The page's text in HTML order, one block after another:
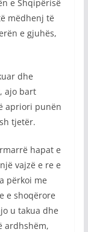
e Shqipërisë
mëdhenj të
e gjuhës,
dhe
ajo bart
apriori punën
tjetër.
hapat e
vajzë e re e
përkoi me
e shoqërore
u takua dhe
ardhshëm,